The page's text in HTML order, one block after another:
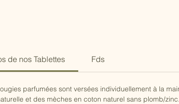
de nos Tablettes Fds
parfumées sont versées individuellement à la
et des mèches en coton naturel sans plomb/